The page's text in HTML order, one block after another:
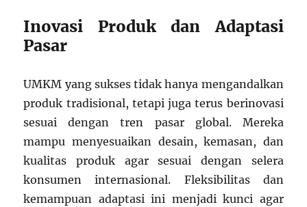
Inovasi Produk dan Adaptasi
Pasar
UMKM yang sukses tidak hanya mengandalkan
produk tradisional, tetapi juga terus berinovasi
sesuai dengan tren pasar global. Mereka
mampu menyesuaikan desain, kemasan, dan
kualitas produk agar sesuai dengan selera
konsumen internasional. Fleksibilitas dan
kemampuan adaptasi ini menjadi kunci agar